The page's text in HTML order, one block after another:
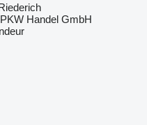
Handel GmbH